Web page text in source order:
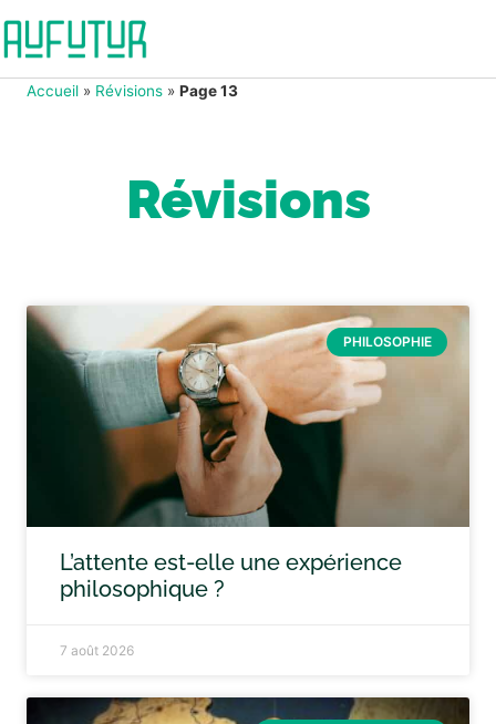
Accueil » Révisions » Page 13
Révisions
PHILOSOPHIE
L’attente est-elle une expérience
philosophique ?
7 août 2026